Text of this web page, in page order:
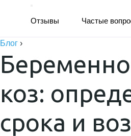
Отзывы Частые
Блог ›
коз:
срока и